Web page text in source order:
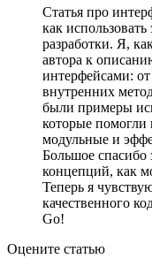
Статья про
как
разработки. Я,
автора к
интерфейсами:
внутренних
были примеры
которые помогли
модульные и
Большое спасибо
концепций, как
Теперь я
качественного
Go!
Оцените статью